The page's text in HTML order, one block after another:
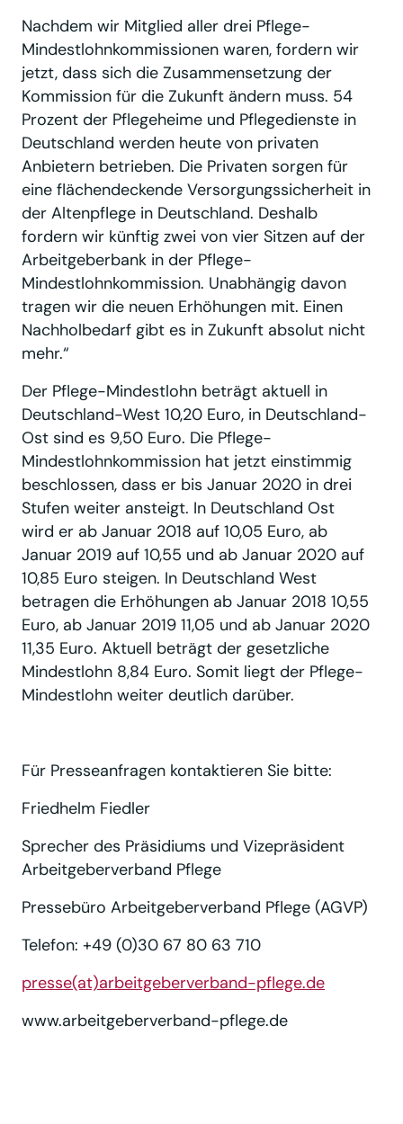
Nachdem wir Mitglied aller drei Pflege-
Mindestlohnkommissionen waren, fordern wir
jetzt, dass sich die Zusammensetzung der
Kommission für die Zukunft ändern muss. 54
Prozent der Pflegeheime und Pflegedienste in
Deutschland werden heute von privaten
Anbietern betrieben. Die Privaten sorgen für
eine flächendeckende Versorgungssicherheit in
der Altenpflege in Deutschland. Deshalb
fordern wir künftig zwei von vier Sitzen auf der
Arbeitgeberbank in der Pflege-
Mindestlohnkommission. Unabhängig davon
tragen wir die neuen Erhöhungen mit. Einen
Nachholbedarf gibt es in Zukunft absolut nicht
mehr.“
Der Pflege-Mindestlohn beträgt aktuell in
Deutschland-West 10,20 Euro, in Deutschland-
Ost sind es 9,50 Euro. Die Pflege-
Mindestlohnkommission hat jetzt einstimmig
beschlossen, dass er bis Januar 2020 in drei
Stufen weiter ansteigt. In Deutschland Ost
wird er ab Januar 2018 auf 10,05 Euro, ab
Januar 2019 auf 10,55 und ab Januar 2020 auf
10,85 Euro steigen. In Deutschland West
betragen die Erhöhungen ab Januar 2018 10,55
Euro, ab Januar 2019 11,05 und ab Januar 2020
11,35 Euro. Aktuell beträgt der gesetzliche
Mindestlohn 8,84 Euro. Somit liegt der Pflege-
Mindestlohn weiter deutlich darüber.
Für Presseanfragen kontaktieren Sie bitte:
Friedhelm Fiedler
Sprecher des Präsidiums und Vizepräsident
Arbeitgeberverband Pflege
Pressebüro Arbeitgeberverband Pflege (AGVP)
Telefon: +49 (0)30 67 80 63 710
presse(at)arbeitgeberverband-pflege.de
www.arbeitgeberverband-pflege.de